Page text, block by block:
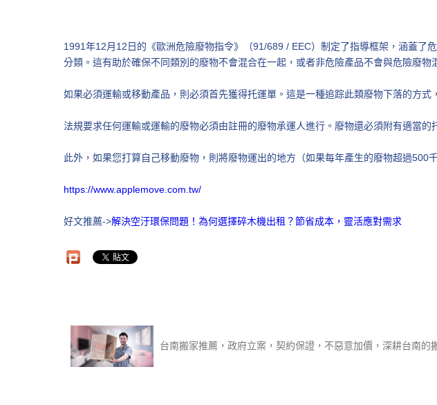
1991年12月12日的《歐洲危險廢物指令》（91/689 / EEC）制定了指導框架，涵蓋了
分類。這有助於確保不同類別的廢物不會混合在一起，或者非危險產品不會與危險廢物
如果必須運輸或移動產品，則必須首先獲得托運單。這是一種追踪此類廢物下落的方
法規要求任何運輸或運輸的廢物必須由註冊的廢物承運人進行。廢物還必須附有適當
此外，如果您打算自己移動廢物，則將廢物運出的地方（如果每年產生的廢物超過
https://www.applemove.com.tw/
好文推薦->解決空汙環保問題！為何選擇碎木機出租？節省成本，靈活應對需求
台南搬家推薦，政府立案，契約保證，不惡意加價，深耕台南的